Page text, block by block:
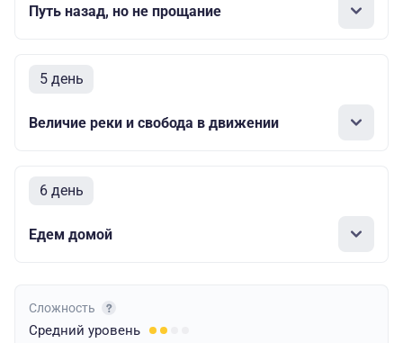
Путь назад, но не прощание
5 день
Величие реки и свобода в движении
6 день
Едем домой
Сложность
Средний уровень